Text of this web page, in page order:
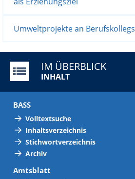
Umweltprojekte an Berufskollegs
IM ÜBERBLICK
INHALT
BASS
Volltextsuche
Inhaltsverzeichnis
Stichwortverzeichnis
Archiv
Amtsblatt